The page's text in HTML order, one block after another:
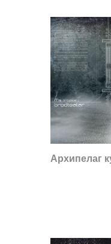
Архипелаг